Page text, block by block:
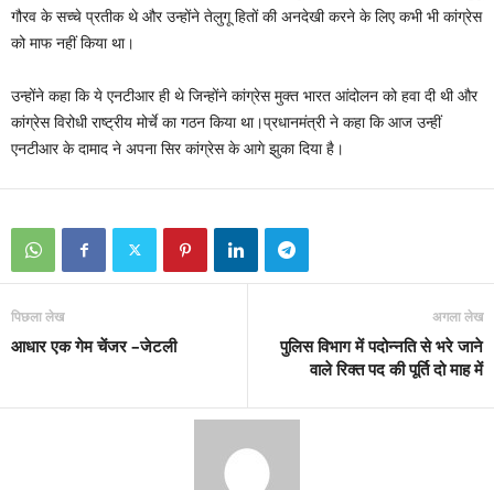
गौरव के सच्‍चे प्रती‍क थे और उन्‍होंने तेलुगू हितों की अनदेखी करने के लिए कभी भी कांग्रेस
को माफ नहीं किया था।
उन्‍होंने कहा कि ये एनटीआर ही थे जिन्‍होंने कांग्रेस मुक्‍त भारत आंदोलन को हवा दी थी और
कांग्रेस विरोधी राष्‍ट्रीय मोर्चे का गठन किया था।प्रधानमंत्री ने कहा कि आज उन्‍हीं
एनटीआर के दामाद ने अपना सिर कांग्रेस के आगे झुका दिया है।
पिछला लेख
आधार एक गेम चेंजर –जेटली
अगला लेख
पुलिस विभाग में पदोन्नति से भरे जाने
वाले रिक्त पद की पूर्ति दो माह में